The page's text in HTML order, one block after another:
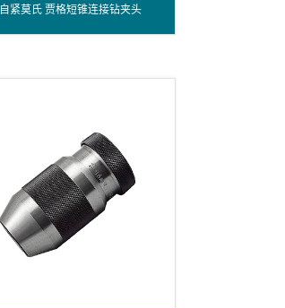
自紧莫氏 贾格短锥连接钻夹头